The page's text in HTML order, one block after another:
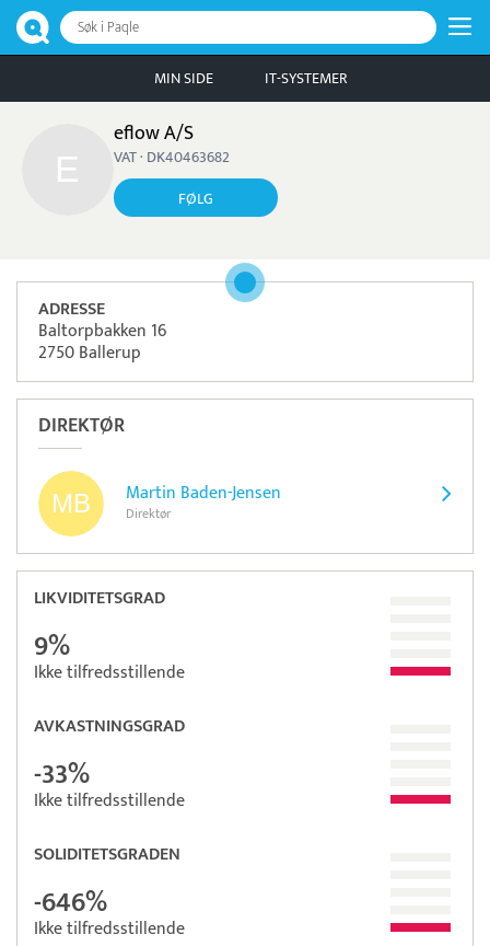
Søk i Paqle
MIN SIDE IT-SYSTEMER
eflow A/S
VAT · DK40463682
FØLG
ADRESSE
Baltorpbakken 16
2750 Ballerup
DIREKTØR
Martin Baden-Jensen
Direktør
LIKVIDITETSGRAD
9%
Ikke tilfredsstillende
AVKASTNINGSGRAD
-33%
Ikke tilfredsstillende
SOLIDITETSGRADEN
-646%
Ikke tilfredsstillende